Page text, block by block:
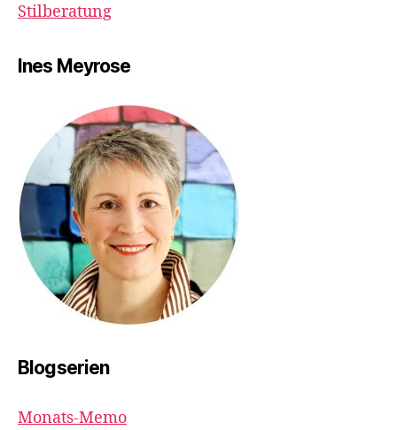
Stilberatung
Ines Meyrose
Blogserien
Monats-Memo